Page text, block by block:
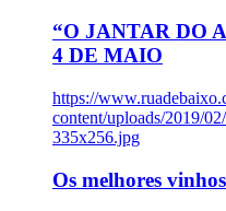
“O JANTAR DO
4 DE MAIO
https://
content/uploads/2019/
335x256.jpg
Os melhores